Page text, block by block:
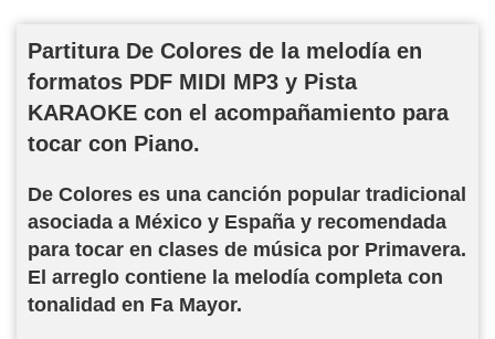
Partitura De Colores de la melodía en
formatos PDF MIDI MP3 y Pista
KARAOKE con el acompañamiento para
tocar con Piano.
De Colores es una canción popular tradicional
asociada a México y España y recomendada
para tocar en clases de música por Primavera.
El arreglo contiene la melodía completa con
tonalidad en Fa Mayor.